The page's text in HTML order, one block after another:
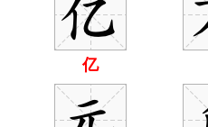
亿